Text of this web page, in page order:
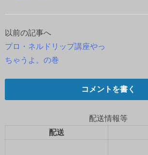
投
稿
ナ
ビ
ー
以前の記事へ
プロ・ネルドリップ講座やっ
ちゃうよ。の巻
コメントを書く
配送情報等
配送